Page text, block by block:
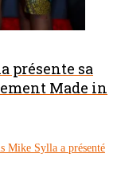
présente sa
Made in
Mike Sylla a présenté